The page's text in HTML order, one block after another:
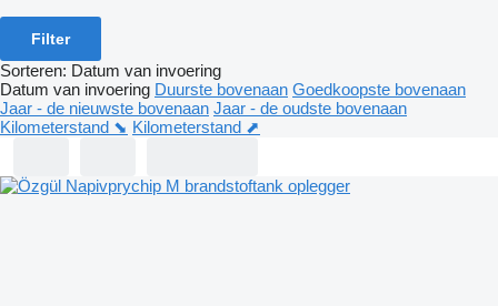
Filter
Sorteren: Datum van invoering
Datum van invoering Duurste bovenaan Goedkoopste bovenaan
Jaar - de nieuwste bovenaan Jaar - de oudste bovenaan
Kilometerstand ⬊ Kilometerstand ⬈